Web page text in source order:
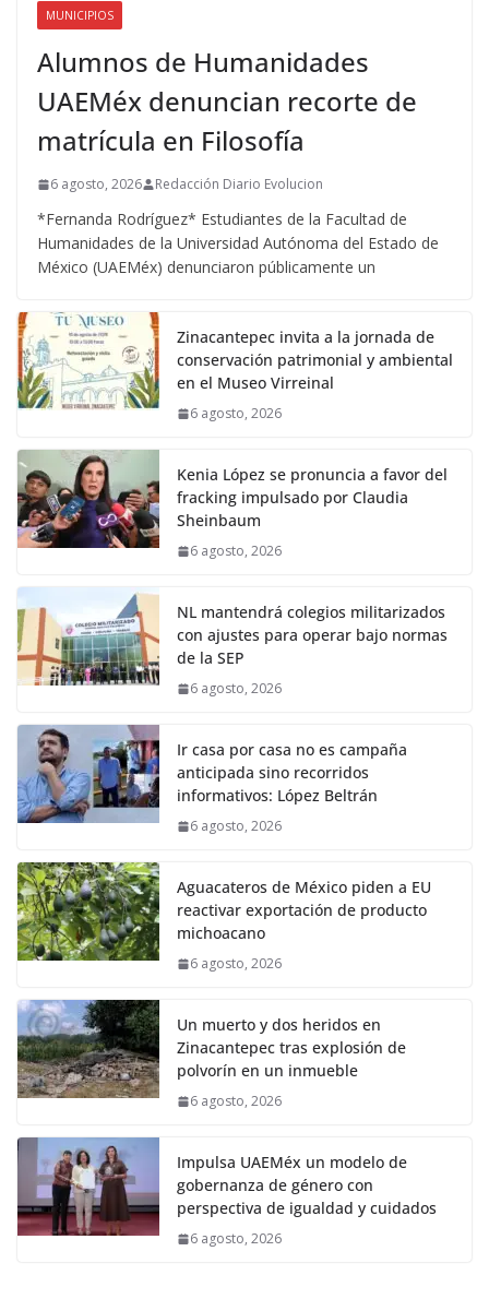
MUNICIPIOS
Alumnos de Humanidades
UAEMéx denuncian recorte de
matrícula en Filosofía
6 agosto, 2026 Redacción Diario Evolucion
*Fernanda Rodríguez* Estudiantes de la Facultad de
Humanidades de la Universidad Autónoma del Estado de
México (UAEMéx) denunciaron públicamente un
Zinacantepec invita a la jornada de
conservación patrimonial y ambiental
en el Museo Virreinal
6 agosto, 2026
Kenia López se pronuncia a favor del
fracking impulsado por Claudia
Sheinbaum
6 agosto, 2026
NL mantendrá colegios militarizados
con ajustes para operar bajo normas
de la SEP
6 agosto, 2026
Ir casa por casa no es campaña
anticipada sino recorridos
informativos: López Beltrán
6 agosto, 2026
Aguacateros de México piden a EU
reactivar exportación de producto
michoacano
6 agosto, 2026
Un muerto y dos heridos en
Zinacantepec tras explosión de
polvorín en un inmueble
6 agosto, 2026
Impulsa UAEMéx un modelo de
gobernanza de género con
perspectiva de igualdad y cuidados
6 agosto, 2026